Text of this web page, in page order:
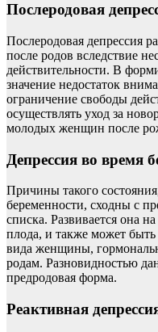
Послеродовая
Послеродовая депрессия
после родов вследствие
действительности. В
значение недостаток
ограничение свободы
осуществлять уход за
молодых женщин после
Депрессия во время
Причины такого
беременности, сходны с
списка. Развивается она
плода, и также может
вида женщины,
родам. Разновидностью
предродовая форма.
Реактивная